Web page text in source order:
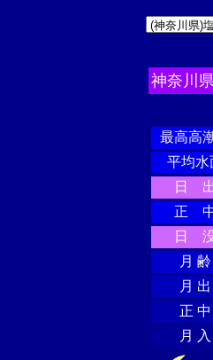
神奈川
最高高
平均水
日
正
日
月 齢
月 出
正 中
月 入